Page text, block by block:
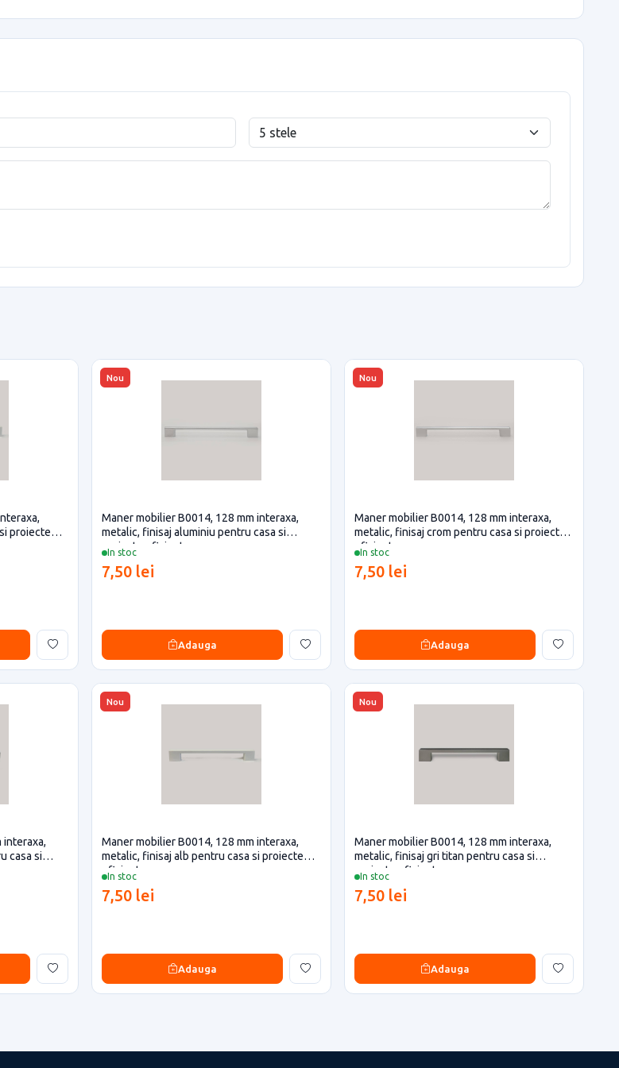
proiecte
Nou
In stoc
Maner mobilier B0014, 128 mm interaxa,
metalic, finisaj aluminiu pentru casa si
proiecte eficiente
7,50 lei
Adauga
Nou
In stoc
Maner mobilier B0014, 128 mm interaxa,
metalic, finisaj crom pentru casa si proiecte
eficiente
7,50 lei
Adauga
interaxa,
casa si
Nou
In stoc
Maner mobilier B0014, 128 mm interaxa,
metalic, finisaj alb pentru casa si proiecte
eficiente
7,50 lei
Adauga
Nou
In stoc
Maner mobilier B0014, 128 mm interaxa,
metalic, finisaj gri titan pentru casa si
proiecte eficiente
7,50 lei
Adauga